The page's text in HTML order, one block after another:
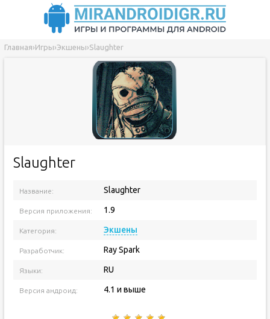
Главная›Игры›Экшены›Slaughter
Slaughter
Название: Slaughter
Версия приложения: 1.9
Категория: Экшены
Разработчик: Ray Spark
Языки: RU
Версия андроид: 4.1 и выше